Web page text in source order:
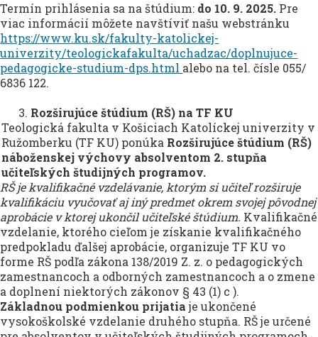
Termín prihlásenia sa na štúdium: do 10. 9. 2025. Pre
viac informácií môžete navštíviť našu webstránku
https://www.ku.sk/fakulty-katolickej-
univerzity/teologicka­fakulta/uchadzac/doplnujuce-
pedagogicke-studium-dps.html alebo na tel. čísle 055/
6836 122.
3. Rozširujúce štúdium (RŠ) na TF KU
Teologická fakulta v Košiciach Katolíckej univerzity v
Ružomberku (TF KU) ponúka Rozširujúce štúdium (RŠ)
náboženskej výchovy absolventom 2. stupňa
učiteľských študijných programov.
RŠ je kvalifikačné vzdelávanie, ktorým si učiteľ rozširuje
kvalifikáciu vyučovať aj iný predmet okrem svojej pôvodnej
aprobácie v ktorej ukončil učiteľské štúdium. Kvalifikačné
vzdelanie, ktorého cieľom je získanie kvalifikačného
predpokladu ďalšej aprobácie, organizuje TF KU vo
forme RŠ podľa zákona 138/2019 Z. z. o pedagogických
zamestnancoch a odborných zamestnancoch a o zmene
a doplnení niektorých zákonov § 43 (1) c ).
Základnou podmienkou prijatiaje ukončené
vysokoškolské vzdelanie druhého stupňa. RŠ je určené